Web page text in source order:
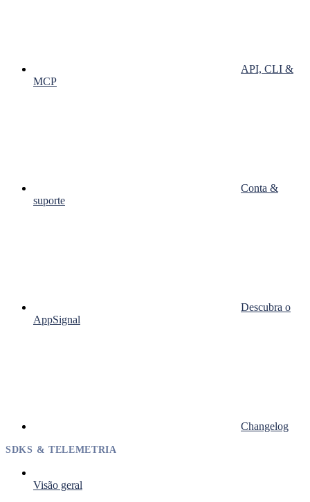
API, CLI &
MCP
Conta &
suporte
Descubra o
AppSignal
Changelog
SDKS & TELEMETRIA
Visão geral